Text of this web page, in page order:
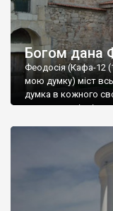
Богом дана
Феодосія (Кафа-12
мою думку) міст
думка в кожного
запрошую